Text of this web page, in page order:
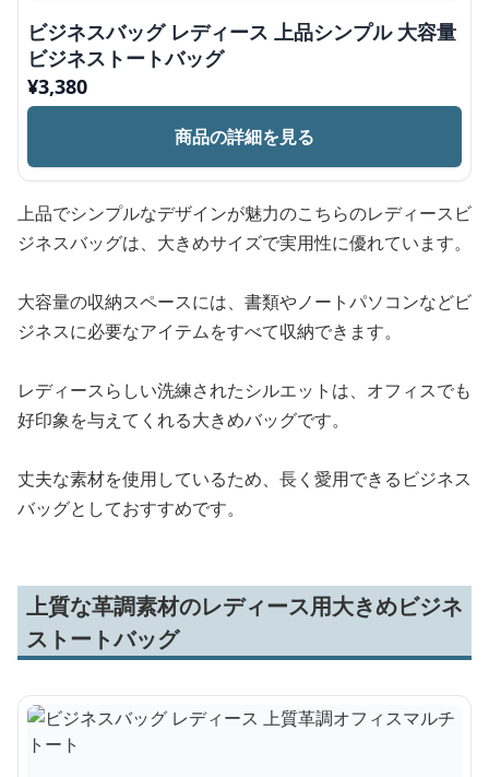
ビジネスバッグ レディース 上品シンプル 大容量
ビジネストートバッグ
¥3,380
商品の詳細を見る
上品でシンプルなデザインが魅力のこちらのレディースビ
ジネスバッグは、大きめサイズで実用性に優れています。
大容量の収納スペースには、書類やノートパソコンなどビ
ジネスに必要なアイテムをすべて収納できます。
レディースらしい洗練されたシルエットは、オフィスでも
好印象を与えてくれる大きめバッグです。
丈夫な素材を使用しているため、長く愛用できるビジネス
バッグとしておすすめです。
上質な革調素材のレディース用大きめビジネ
ストートバッグ